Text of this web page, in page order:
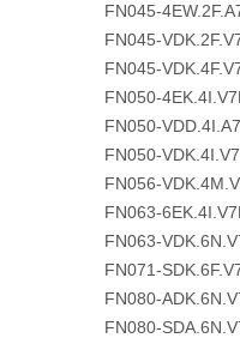
FN045-
FN045-
FN045-
FN050-
FN050-
FN050-
FN056-
FN063-
FN063-
FN071-
FN080-
FN080-